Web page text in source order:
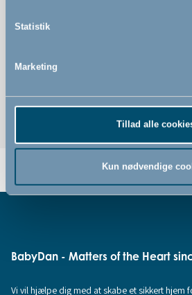
Statistik
Marketing
Tillad alle
Kun nødvendige
Forhindrer at dit barn selv låser
BabyDan - Matters of the Heart
Vi vil hjælpe dig med at skabe et sikkert hjem